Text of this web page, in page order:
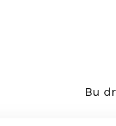
Bu